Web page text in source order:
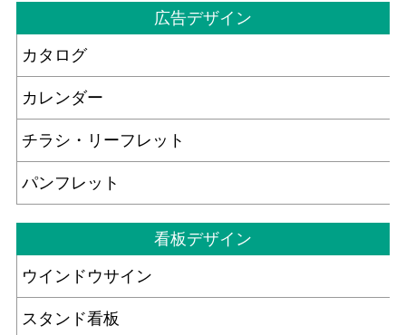
広告デザイン
カタログ
カレンダー
チラシ・リーフレット
パンフレット
看板デザイン
ウインドウサイン
スタンド看板